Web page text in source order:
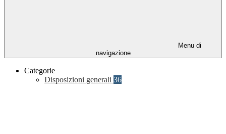
Menu di
navigazione
Categorie
Disposizioni generali 36